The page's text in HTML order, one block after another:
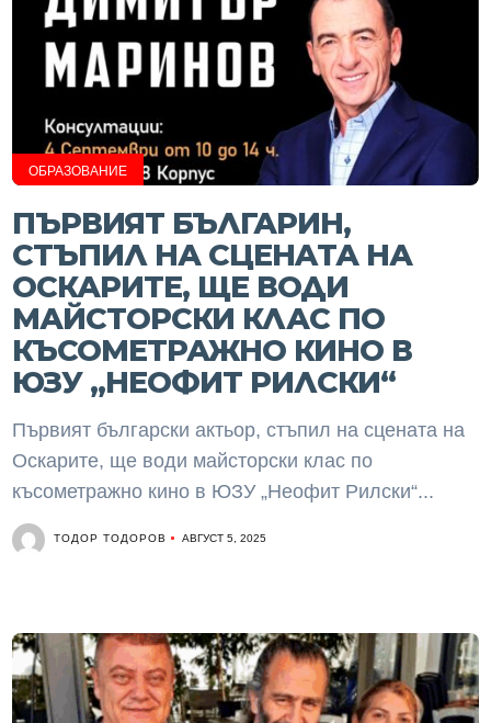
ОБРАЗОВАНИЕ
ПЪРВИЯТ БЪЛГАРИН,
СТЪПИЛ НА СЦЕНAТА НА
ОСКАРИТЕ, ЩЕ ВОДИ
МАЙСТОРСКИ КЛАС ПО
КЪСОМЕТРАЖНО КИНО В
ЮЗУ „НЕОФИТ РИЛСКИ“
Първият български актьор, стъпил на сценaта на
Оскарите, ще води майсторски клас по
късометражно кино в ЮЗУ „Неофит Рилски“...
ТОДОР ТОДОРОВ АВГУСТ 5, 2025